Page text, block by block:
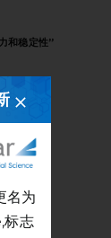
和稳定性”
名为
志